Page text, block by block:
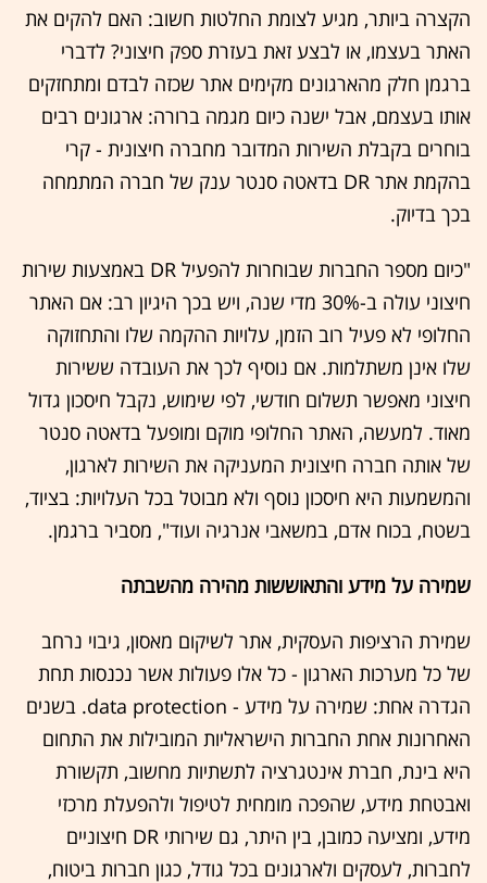
הקצרה ביותר, מגיע לצומת החלטות חשוב: האם להקים את
האתר בעצמו, או לבצע זאת בעזרת ספק חיצוני? לדברי
ברגמן חלק מהארגונים מקימים אתר שכזה לבדם ומתחזקים
אותו בעצמם, אבל ישנה כיום מגמה ברורה: ארגונים רבים
בוחרים בקבלת השירות המדובר מחברה חיצונית - קרי
בהקמת אתר DR בדאטה סנטר ענק של חברה המתמחה
בכך בדיוק.
"כיום מספר החברות שבוחרות להפעיל DR באמצעות שירות
חיצוני עולה ב-30% מדי שנה, ויש בכך היגיון רב: אם האתר
החלופי לא פעיל רוב הזמן, עלויות ההקמה שלו והתחזוקה
שלו אינן משתלמות. אם נוסיף לכך את העובדה ששירות
חיצוני מאפשר תשלום חודשי, לפי שימוש, נקבל חיסכון גדול
מאוד. למעשה, האתר החלופי מוקם ומופעל בדאטה סנטר
של אותה חברה חיצונית המעניקה את השירות לארגון,
והמשמעות היא חיסכון נוסף ולא מבוטל בכל העלויות: בציוד,
בשטח, בכוח אדם, במשאבי אנרגיה ועוד", מסביר ברגמן.
שמירה על מידע והתאוששות מהירה מהשבתה
שמירת הרציפות העסקית, אתר לשיקום מאסון, גיבוי נרחב
של כל מערכות הארגון - כל אלו פעולות אשר נכנסות תחת
הגדרה אחת: שמירה על מידע - data protection. בשנים
האחרונות אחת החברות הישראליות המובילות את התחום
היא בינת, חברת אינטגרציה לתשתיות מחשוב, תקשורת
ואבטחת מידע, שהפכה מומחית לטיפול ולהפעלת מרכזי
מידע, ומציעה כמובן, בין היתר, גם שירותי DR חיצוניים
לחברות, לעסקים ולארגונים בכל גודל, כגון חברות ביטוח,